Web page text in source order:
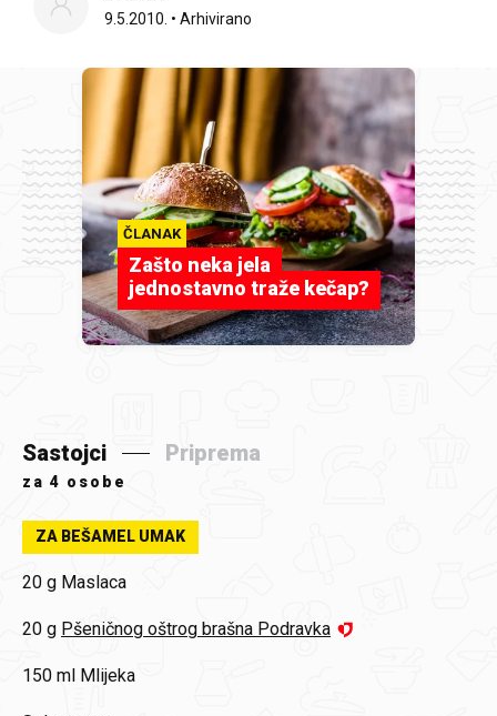
9.5.2010. • Arhivirano
ČLANAK
Zašto neka jela
jednostavno traže kečap?
Sastojci Priprema
za 4 osobe
ZA BEŠAMEL UMAK
20 g Maslaca
20 g Pšeničnog oštrog brašna Podravka
150 ml Mlijeka